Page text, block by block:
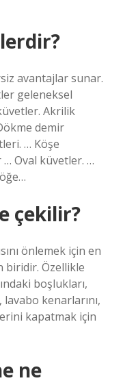
avantajlar sunar.
geleneksel
Akrilik
demir
… Köşe
… Oval küvetler. …
çekilir?
önlemek için en
biridir. Özellikle
boşlukları,
kenarlarını,
kapatmak için
ne